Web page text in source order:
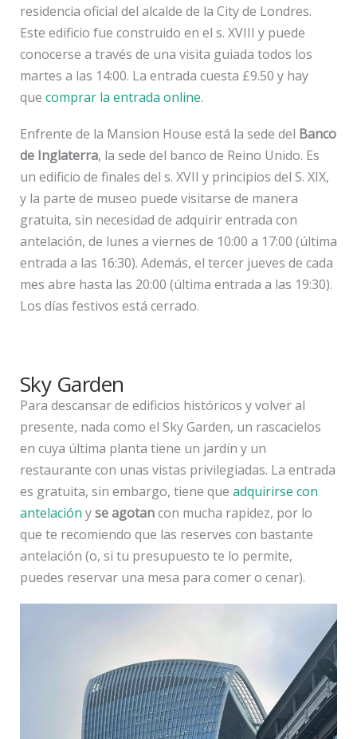
residencia oficial del alcalde de la City de Londres.
Este edificio fue construido en el s. XVIII y puede
conocerse a través de una visita guiada todos los
martes a las 14:00. La entrada cuesta £9.50 y hay
que comprar la entrada online.
Enfrente de la Mansion House está la sede del Banco
de Inglaterra, la sede del banco de Reino Unido. Es
un edificio de finales del s. XVII y principios del S. XIX,
y la parte de museo puede visitarse de manera
gratuita, sin necesidad de adquirir entrada con
antelación, de lunes a viernes de 10:00 a 17:00 (última
entrada a las 16:30). Además, el tercer jueves de cada
mes abre hasta las 20:00 (última entrada a las 19:30).
Los días festivos está cerrado.
Sky Garden
Para descansar de edificios históricos y volver al
presente, nada como el Sky Garden, un rascacielos
en cuya última planta tiene un jardín y un
restaurante con unas vistas privilegiadas. La entrada
es gratuita, sin embargo, tiene que adquirirse con
antelación yse agotancon mucha rapidez, por lo
que te recomiendo que las reserves con bastante
antelación (o, si tu presupuesto te lo permite,
puedes reservar una mesa para comer o cenar).